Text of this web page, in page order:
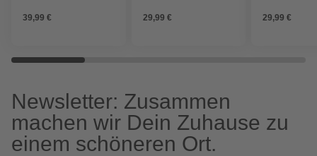
39,99 € 29,99 € 29,99 €
Newsletter: Zusammen
machen wir Dein Zuhause zu
einem schöneren Ort.